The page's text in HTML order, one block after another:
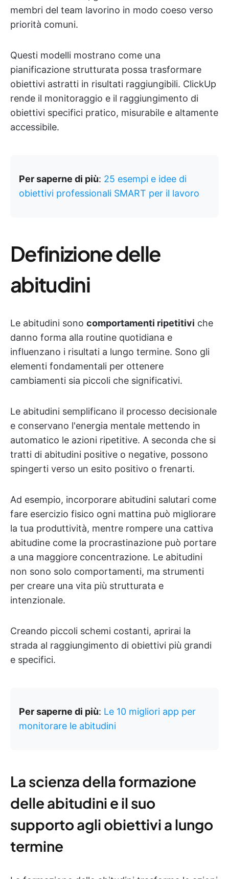
membri del team lavorino in modo coeso verso
priorità comuni.
Questi modelli mostrano come una
pianificazione strutturata possa trasformare
obiettivi astratti in risultati raggiungibili. ClickUp
rende il monitoraggio e il raggiungimento di
obiettivi specifici pratico, misurabile e altamente
accessibile.
Per saperne di più: 25 esempi e idee di
obiettivi professionali SMART per il lavoro
Definizione delle
abitudini
Le abitudini sono comportamenti ripetitivi che
danno forma alla routine quotidiana e
influenzano i risultati a lungo termine. Sono gli
elementi fondamentali per ottenere
cambiamenti sia piccoli che significativi.
Le abitudini semplificano il processo decisionale
e conservano l'energia mentale mettendo in
automatico le azioni ripetitive. A seconda che si
tratti di abitudini positive o negative, possono
spingerti verso un esito positivo o frenarti.
Ad esempio, incorporare abitudini salutari come
fare esercizio fisico ogni mattina può migliorare
la tua produttività, mentre rompere una cattiva
abitudine come la procrastinazione può portare
a una maggiore concentrazione. Le abitudini
non sono solo comportamenti, ma strumenti
per creare una vita più strutturata e
intenzionale.
Creando piccoli schemi costanti, aprirai la
strada al raggiungimento di obiettivi più grandi
e specifici.
Per saperne di più: Le 10 migliori app per
monitorare le abitudini
La scienza della formazione
delle abitudini e il suo
supporto agli obiettivi a lungo
termine